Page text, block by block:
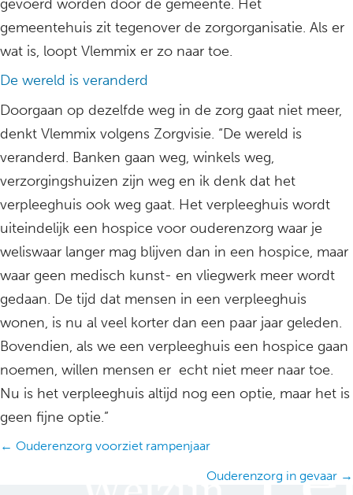
gevoerd worden door de gemeente. Het
gemeentehuis zit tegenover de zorgorganisatie. Als er
wat is, loopt Vlemmix er zo naar toe.
De wereld is veranderd
Doorgaan op dezelfde weg in de zorg gaat niet meer,
denkt Vlemmix volgens Zorgvisie. “De wereld is
veranderd. Banken gaan weg, winkels weg,
verzorgingshuizen zijn weg en ik denk dat het
verpleeghuis ook weg gaat. Het verpleeghuis wordt
uiteindelijk een hospice voor ouderenzorg waar je
weliswaar langer mag blijven dan in een hospice, maar
waar geen medisch kunst- en vliegwerk meer wordt
gedaan. De tijd dat mensen in een verpleeghuis
wonen, is nu al veel korter dan een paar jaar geleden.
Bovendien, als we een verpleeghuis een hospice gaan
noemen, willen mensen er echt niet meer naar toe.
Nu is het verpleeghuis altijd nog een optie, maar het is
geen fijne optie.”
Posts
← Ouderenzorg voorziet rampenjaar
Ouderenzorg in gevaar →